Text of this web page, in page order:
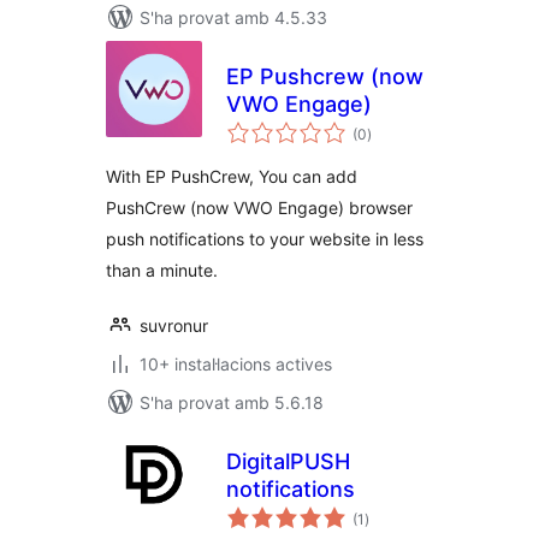
S'ha provat amb 4.5.33
EP Pushcrew (now
VWO Engage)
(0puntuacions
totals
)
With EP PushCrew, You can add
PushCrew (now VWO Engage) browser
push notifications to your website in less
than a minute.
suvronur
10+ instal·lacions actives
S'ha provat amb 5.6.18
DigitalPUSH
notifications
(1 puntuacions
totals
)